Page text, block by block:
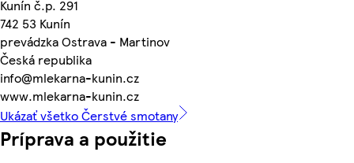
Kunín č.p. 291
742 53 Kunín
prevádzka Ostrava - Martinov
Česká republika
info@mlekarna-kunin.cz
www.mlekarna-kunin.cz
Ukázať všetko Čerstvé smotany
Príprava a použitie